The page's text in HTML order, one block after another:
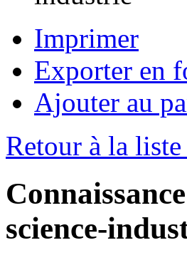
Imprimer
Exporter en
Ajouter au
Retour à la
science-